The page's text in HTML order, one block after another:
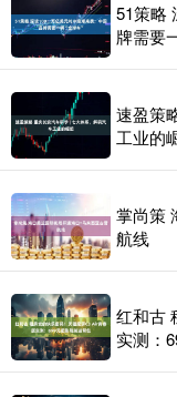
51策略
牌需要
速盈策
工业的
掌尚策
航线
红和古
实测：